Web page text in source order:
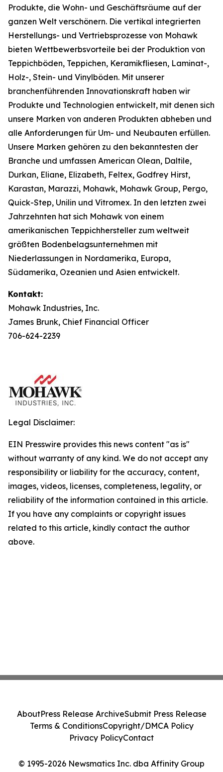
Produkte, die Wohn- und Geschäftsräume auf der
ganzen Welt verschönern. Die vertikal integrierten
Herstellungs- und Vertriebsprozesse von Mohawk
bieten Wettbewerbsvorteile bei der Produktion von
Teppichböden, Teppichen, Keramikfliesen, Laminat-,
Holz-, Stein- und Vinylböden. Mit unserer
branchenführenden Innovationskraft haben wir
Produkte und Technologien entwickelt, mit denen sich
unsere Marken von anderen Produkten abheben und
alle Anforderungen für Um- und Neubauten erfüllen.
Unsere Marken gehören zu den bekanntesten der
Branche und umfassen American Olean, Daltile,
Durkan, Eliane, Elizabeth, Feltex, Godfrey Hirst,
Karastan, Marazzi, Mohawk, Mohawk Group, Pergo,
Quick-Step, Unilin und Vitromex. In den letzten zwei
Jahrzehnten hat sich Mohawk von einem
amerikanischen Teppichhersteller zum weltweit
größten Bodenbelagsunternehmen mit
Niederlassungen in Nordamerika, Europa,
Südamerika, Ozeanien und Asien entwickelt.
Kontakt:
Mohawk Industries, Inc.
James Brunk, Chief Financial Officer
706-624-2239
Legal Disclaimer:
EIN Presswire provides this news content "as is"
without warranty of any kind. We do not accept any
responsibility or liability for the accuracy, content,
images, videos, licenses, completeness, legality, or
reliability of the information contained in this article.
If you have any complaints or copyright issues
related to this article, kindly contact the author
above.
© 1995-2026 Newsmatics Inc. dba Affinity Group
AboutPress Release ArchiveSubmit Press Release
Terms & ConditionsCopyright/DMCA Policy
Privacy PolicyContact